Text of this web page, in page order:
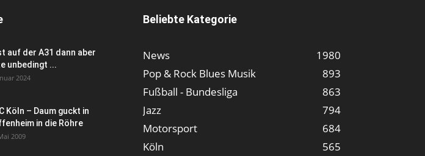
auf der A31 dann aber
unbedingt ...
2024
Köln – Daum guckt in
in die Röhre
2009
Beliebte Kategorie
News
1980
Pop & Rock Blues Musik
893
Fußball - Bundesliga
863
Jazz
794
Motorsport
684
Köln
565